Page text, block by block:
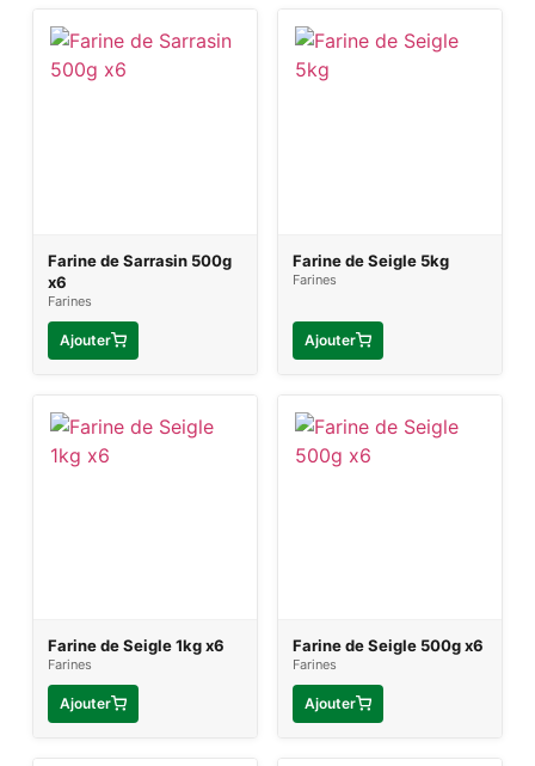
Farine de Sarrasin 500g
x6
Farines
Ajouter
Farine de Seigle 5kg
Farines
Ajouter
Farine de Seigle 1kg x6
Farines
Ajouter
Farine de Seigle 500g x6
Farines
Ajouter